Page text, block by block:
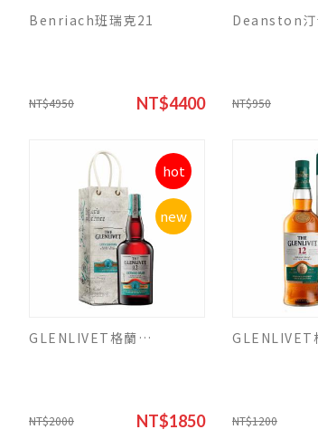
Benriach班瑞克21
NT$4950 NT$4400 NT$950
hot
new
GLENLIVET格蘭利威12年黑市聖水限量版二代
NT$2000 NT$1850 NT$1200